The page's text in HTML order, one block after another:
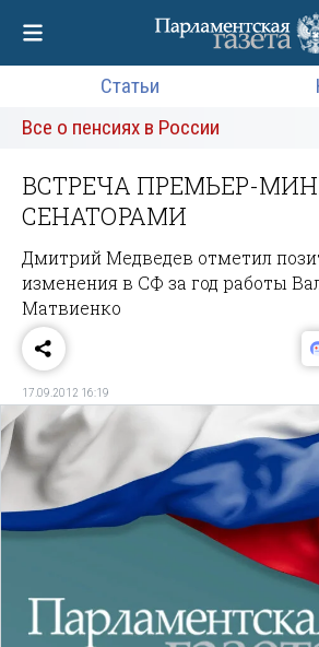
Статьи
Все о пенсиях в России
ВСТРЕЧА ПРЕМЬЕР-
СЕНАТОРАМИ
Дмитрий Медведев отметил
изменения в СФ за год работы
Матвиенко
17.09.2012 16:19